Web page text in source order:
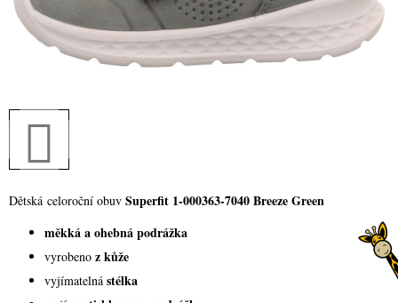
Dětská celoroční obuv Superfit 1-000363-7040 Breeze Green
měkká a ohebná podrážka
vyrobeno z kůže
vyjímatelná stélka